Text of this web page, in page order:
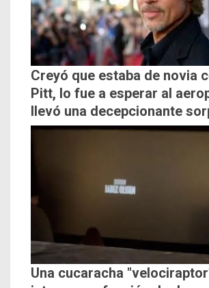
Creyó que estaba de novia
Pitt, lo fue a esperar al
llevó una decepcionante
Una cucaracha